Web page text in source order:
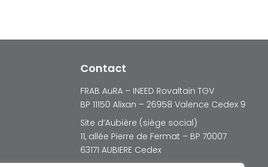
Contact
FRAB AuRA – INEED Rovaltain TGV
BP 11150 Alixan – 26958 Valence Cedex 9
Site d’Aubière (siège social)
11, allée Pierre de Fermat – BP 70007
63171 AUBIERE Cedex